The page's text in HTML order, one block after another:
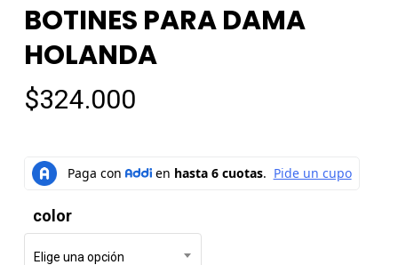
BOTINES PARA DAMA
HOLANDA
$324.000
color
Elige una opción